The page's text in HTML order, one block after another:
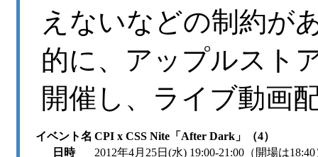
えないなどの制約が
的に、アップルスト
開催し、ライブ動画
イベント名 CPI x CSS Nite「After Dark」（4）
日時
2012年4月25日(水) 19:00-21:00（開場は18:40